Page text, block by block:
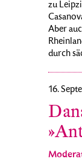
zu
Aber
durch
16.